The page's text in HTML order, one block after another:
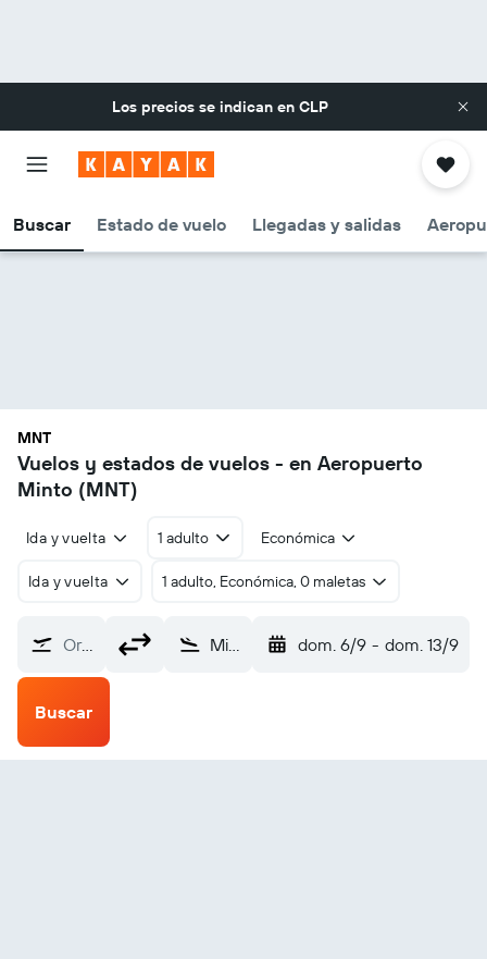
Los precios se indican en CLP
Buscar Estado de vuelo Llegadas y salidas
MNT
Vuelos y estados de vuelos - en Aeropuerto
Minto (MNT)
Ida y vuelta 1 adulto Económica
Ida y vuelta 1 adulto, Económica, 0 maletas
Origen Minto (MNT) dom. 6/9 - dom. 13/9
Buscar